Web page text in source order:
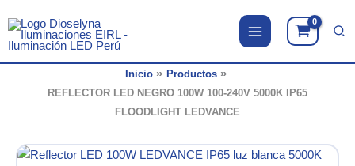
contenido
Inicio
Productos
REFLECTOR LED NEGRO 100W 100-240V 5000K IP65
FLOODLIGHT LEDVANCE